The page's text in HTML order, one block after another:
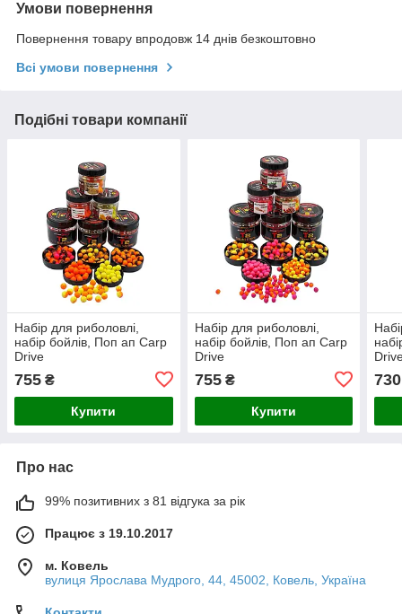
Умови повернення
Повернення товару впродовж 14 днів безкоштовно
Всі умови повернення
Подібні товари компанії
Набір для риболовлі,
набір бойлів, Поп ап Carp
Drive
755 ₴
Купити
Набір для риболовлі,
набір бойлів, Поп ап Carp
Drive
755₴
Купити
730
Про нас
99% позитивних з 81 відгука за рік
Працює з 19.10.2017
м. Ковель
вулиця Ярослава Мудрого, 44, 45002, Ковель, Україна